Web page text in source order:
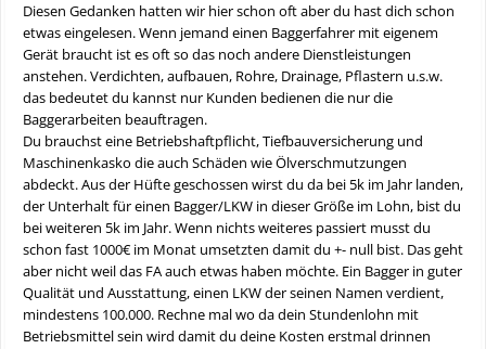
Diesen Gedanken hatten wir hier schon oft aber du hast dich schon
etwas eingelesen. Wenn jemand einen Baggerfahrer mit eigenem
Gerät braucht ist es oft so das noch andere Dienstleistungen
anstehen. Verdichten, aufbauen, Rohre, Drainage, Pflastern u.s.w.
das bedeutet du kannst nur Kunden bedienen die nur die
Baggerarbeiten beauftragen.
Du brauchst eine Betriebshaftpflicht, Tiefbauversicherung und
Maschinenkasko die auch Schäden wie Ölverschmutzungen
abdeckt. Aus der Hüfte geschossen wirst du da bei 5k im Jahr landen,
der Unterhalt für einen Bagger/LKW in dieser Größe im Lohn, bist du
bei weiteren 5k im Jahr. Wenn nichts weiteres passiert musst du
schon fast 1000€ im Monat umsetzten damit du +- null bist. Das geht
aber nicht weil das FA auch etwas haben möchte. Ein Bagger in guter
Qualität und Ausstattung, einen LKW der seinen Namen verdient,
mindestens 100.000. Rechne mal wo da dein Stundenlohn mit
Betriebsmittel sein wird damit du deine Kosten erstmal drinnen